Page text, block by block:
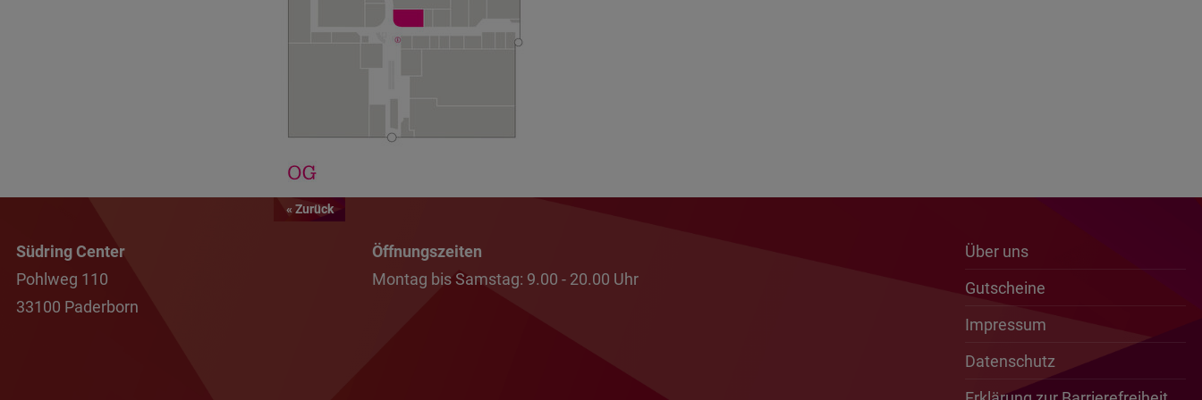
« Zurück
Südring Center
Pohlweg 110
33100 Paderborn
Öffnungszeiten
Montag bis Samstag: 9.00 - 20.00 Uhr
Über uns
Gutscheine
Impressum
Datenschutz